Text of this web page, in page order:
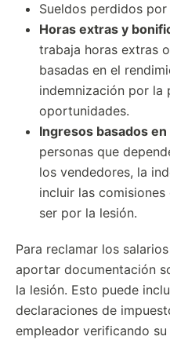
Sueldos perdidos
Horas extras y
trabaja horas extras
basadas en el
indemnización por la
oportunidades.
Ingresos basados
personas que
los vendedores, la
incluir las
ser por la lesión.
Para reclamar los
aportar documentación
la lesión. Esto puede
declaraciones de
empleador verificando